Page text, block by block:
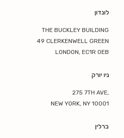
לונדון
THE BUCKLEY BUILDING
49 CLERKENWELL GREEN
LONDON, EC1R 0EB
ניו יורק
275 7TH AVE,
NEW YORK, NY 10001
ברלין